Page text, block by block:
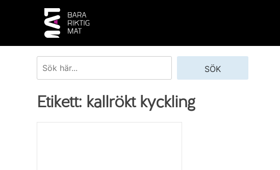
SÖK
Etikett: kallrökt kyckling